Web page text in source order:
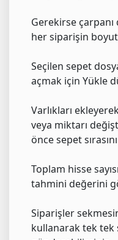
Gerekirse
her siparişin
Seçilen sepet
açmak için Yükle
Varlıkları
veya miktarı
önce sepet
Toplam hisse
tahmini değerini
Siparişler
kullanarak tek tek